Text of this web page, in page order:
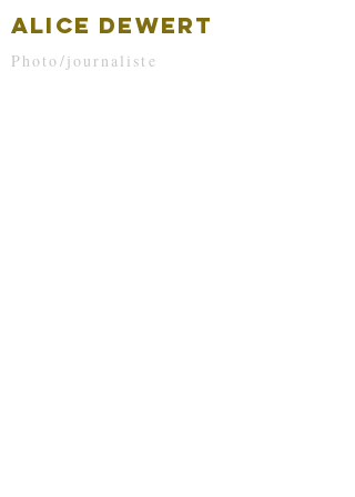
ALICE DEWERT
Photo/journaliste